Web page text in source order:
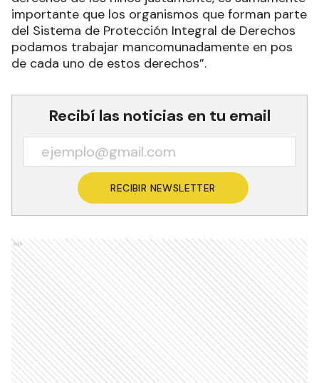
importante que los organismos que forman parte
del Sistema de Protección Integral de Derechos
podamos trabajar mancomunadamente en pos
de cada uno de estos derechos”.
Recibí las noticias en tu email
RECIBIR NEWSLETTER
Ads